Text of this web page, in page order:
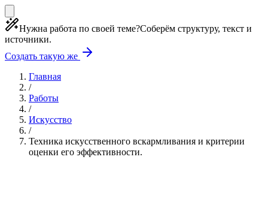
Нужна работа по своей теме?Соберём структуру, текст и
источники.
Создать такую же
Главная
/
Работы
/
Искусство
/
Техника искусственного вскармливания и критерии
оценки его эффективности.